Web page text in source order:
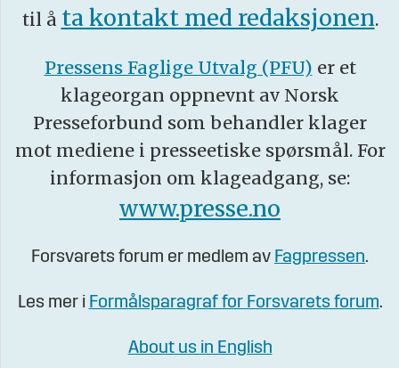
til å ta kontakt med redaksjonen.
Pressens Faglige Utvalg (PFU) er et
klageorgan oppnevnt av Norsk
Presseforbund som behandler klager
mot mediene i presseetiske spørsmål. For
informasjon om klageadgang, se:
www.presse.no
Forsvarets forum er medlem av Fagpressen.
Les mer i Formålsparagraf for Forsvarets forum.
About us in English